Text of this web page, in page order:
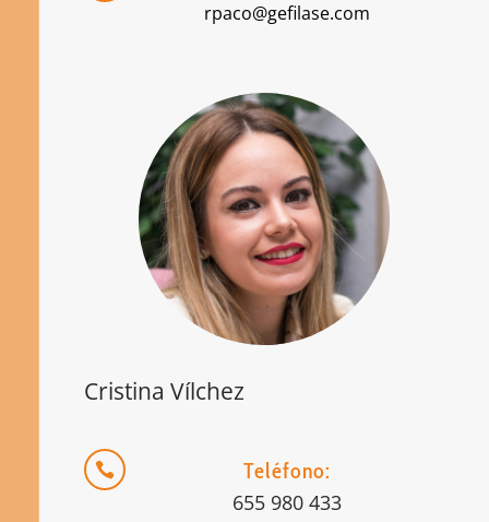
rpaco@gefilase.com
Cristina Vílchez

Teléfono:
655 980 433